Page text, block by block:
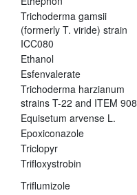
Trichoderma gamsii
(formerly T. viride) strain
ICC080
Ethanol
Esfenvalerate
Trichoderma harzianum
strains T-22 and ITEM 908
Equisetum arvense L.
Epoxiconazole
Triclopyr
Trifloxystrobin
Triflumizole